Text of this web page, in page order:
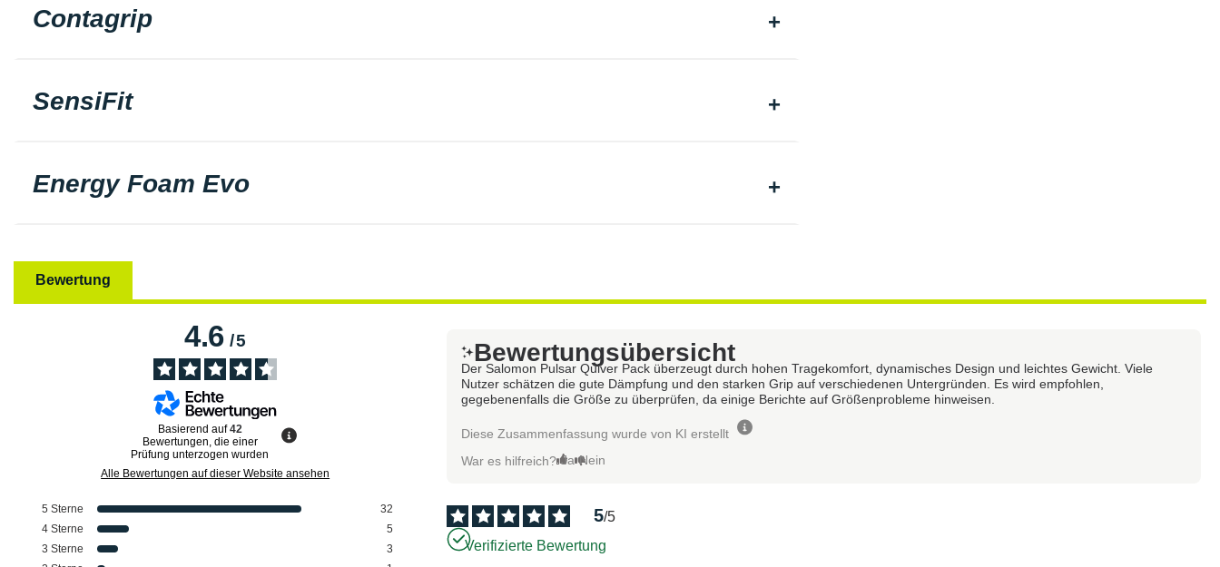
Contagrip
SensiFit
Energy Foam Evo
Bewertung
4.6/5
Basierend auf42
Bewertungen, die einer
Prüfung unterzogen wurden
Alle Bewertungen auf dieser Website ansehen
5 Sterne
32
4 Sterne
5
3 Sterne
3
Bewertungsübersicht
Der Salomon Pulsar Quiver Pack überzeugt durch hohen Tragekomfort, dynamisches Design und leichtes Gewicht. Viele
Nutzer schätzen die gute Dämpfung und den starken Grip auf verschiedenen Untergründen. Es wird empfohlen,
gegebenenfalls die Größe zu überprüfen, da einige Berichte auf Größenprobleme hinweisen.
Diese Zusammenfassung wurde von KI erstellt
War es hilfreich? Ja Nein
5/5
Verifizierte Bewertung